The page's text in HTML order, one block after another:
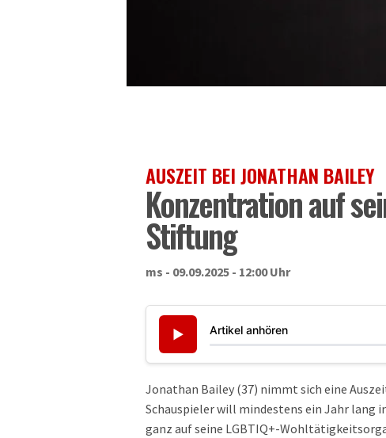
AUSZEIT BEI JONATHAN BAILEY
Konzentration auf
Stiftung
ms - 09.09.2025 - 12:00 Uhr
▶ Artikel anhören
Jonathan Bailey (37) nimmt sich eine
Schauspieler will mindestens ein Jahr lang
ganz auf seine LGBTIQ+-